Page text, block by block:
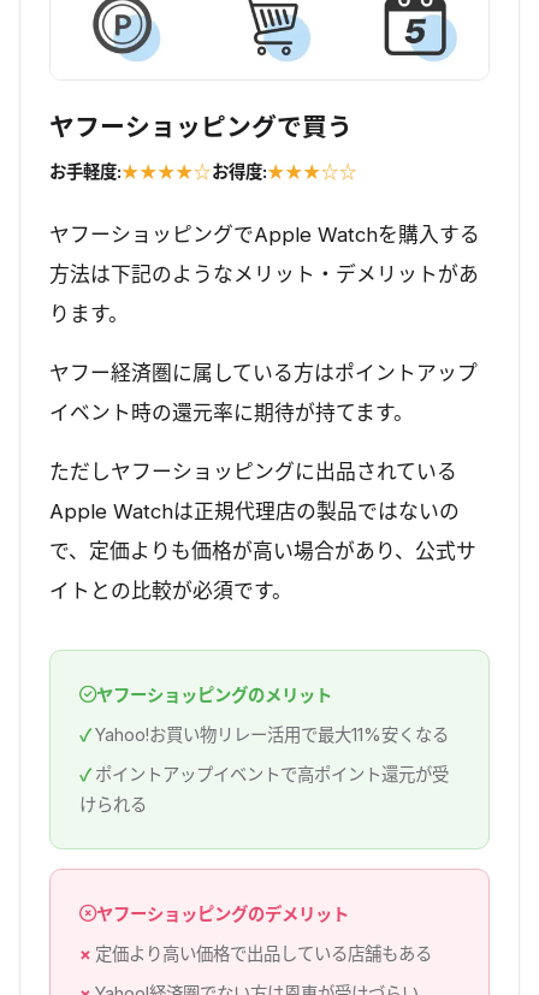
ヤフーショッピングで買う
お手軽度:★★★★☆お得度:★★★☆☆
ヤフーショッピングでApple Watchを購入する
方法は下記のようなメリット・デメリットがあ
ります。
ヤフー経済圏に属している方はポイントアップ
イベント時の還元率に期待が持てます。
ただしヤフーショッピングに出品されている
Apple Watchは正規代理店の製品ではないの
で、定価よりも価格が高い場合があり、公式サ
イトとの比較が必須です。
ヤフーショッピングのメリット
Yahoo!お買い物リレー活用で最大11%安くなる
ポイントアップイベントで高ポイント還元が受
けられる
ヤフーショッピングのデメリット
定価より高い価格で出品している店舗もある